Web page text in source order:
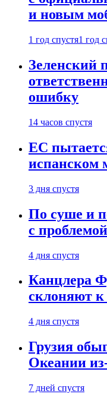
и новым
1 год спустя1 год
Зеленский
ошибку
14 часов спустя
ЕС
испанском
3 дня спустя
По суше и
с
4 дня спустя
Канцлера
склоняют к
4 дня спустя
Грузия
Океании
7 дней спустя